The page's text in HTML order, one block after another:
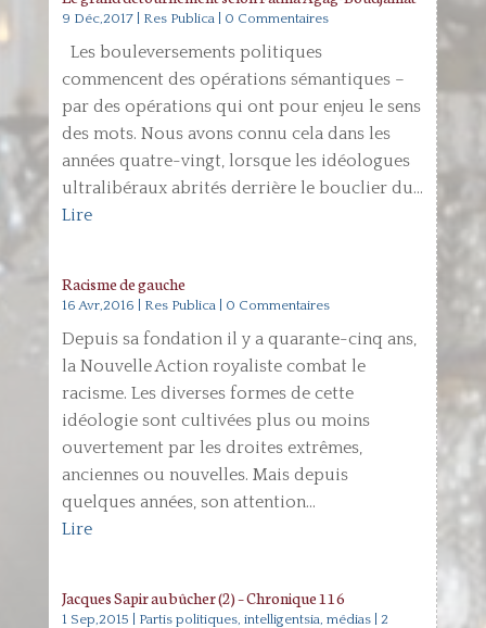
9 Déc,2017| Res Publica| 0 Commentaires
Les bouleversements politiques
commencent des opérations sémantiques –
par des opérations qui ont pour enjeu le sens
des mots. Nous avons connu cela dans les
années quatre-vingt, lorsque les idéologues
ultralibéraux abrités derrière le bouclier du...
Lire
Racisme de gauche
16 Avr,2016 Res Publica| 0 Commentaires
Depuis sa fondation il y a quarante-cinq ans,
la Nouvelle Action royaliste combat le
racisme. Les diverses formes de cette
idéologie sont cultivées plus ou moins
ouvertement par les droites extrêmes,
anciennes ou nouvelles. Mais depuis
quelques années, son attention...
Lire
Jacques Sapir au bûcher (2) – Chronique 116
1 Sep,2015 Partis politiques, intelligentsia, médias| 2